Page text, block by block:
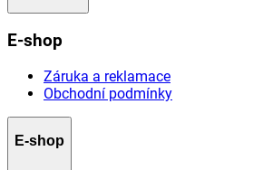
E-shop
Záruka a reklamace
Obchodní podmínky
E-shop